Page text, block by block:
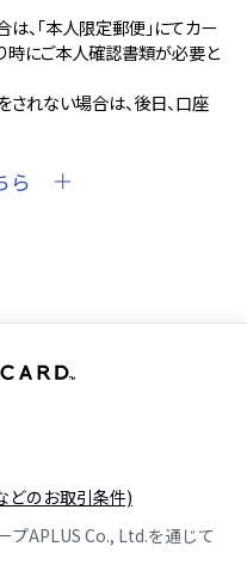
、「本人限定郵便」にてカー
時にご本人確認書類が必要と
れない場合は、後日、口座
ら
どのお取引条件)
プAPLUS Co., Ltd.を通じて